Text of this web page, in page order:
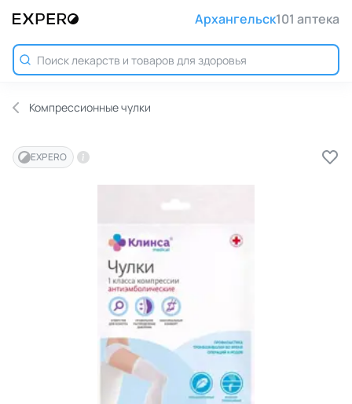
Архангельск101 аптека
Компрессионные чулки
EXPERO